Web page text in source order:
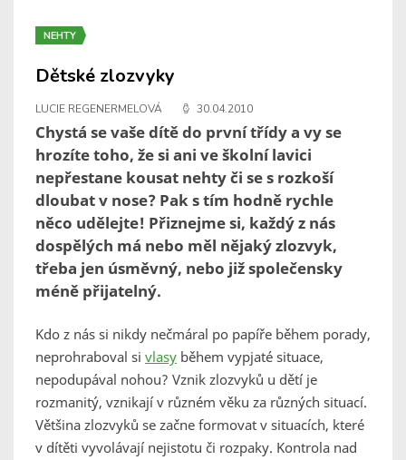
NEHTY
Dětské zlozvyky
LUCIE REGENERMELOVÁ 30.04.2010
Chystá se vaše dítě do první třídy a vy se
hrozíte toho, že si ani ve školní lavici
nepřestane kousat nehty či se s rozkoší
dloubat v nose? Pak s tím hodně rychle
něco udělejte! Přiznejme si, každý z nás
dospělých má nebo měl nějaký zlozvyk,
třeba jen úsměvný, nebo již společensky
méně přijatelný.
Kdo z nás si nikdy nečmáral po papíře během porady,
neprohraboval si vlasy během vypjaté situace,
nepodupával nohou? Vznik zlozvyků u dětí je
rozmanitý, vznikají v různém věku za různých situací.
Většina zlozvyků se začne formovat v situacích, které
v dítěti vyvolávají nejistotu či rozpaky. Kontrola nad